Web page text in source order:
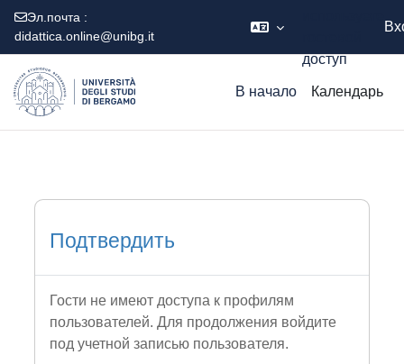
Эл.почта :
didattica.online@unibg.it
доступ
В начало Календарь
Подтвердить
Гости не имеют доступа к профилям
пользователей. Для продолжения войдите
под учетной записью пользователя.